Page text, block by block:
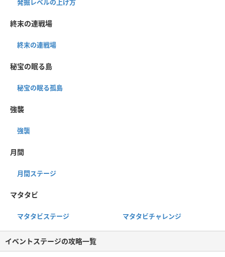
発掘レベルの上げ方
終末の連戦場
終末の連戦場
秘宝の眠る島
秘宝の眠る孤島
強襲
強襲
月間
月間ステージ
マタタビ
マタタビステージ マタタビチャレンジ
イベントステージの攻略一覧